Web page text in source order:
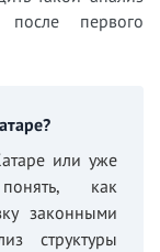
первого
или уже
как
законными
структуры